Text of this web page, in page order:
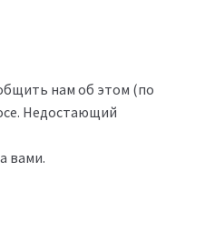
нам об этом (по
Недостающий
вами.